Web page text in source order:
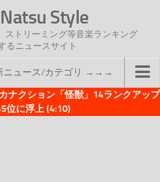
Style
ストリーミング等音楽ランキング
るニュースサイト
ニュース/カテゴリ →→→
ナクション「怪獣」14ランクアップ
位に浮上 (4:10)